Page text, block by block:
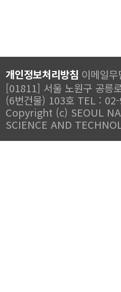
개인정보처리방침 이메일
[01811] 서울 노원구 공릉
(6번건물) 103호 TEL :
Copyright (c) SEOUL
SCIENCE AND